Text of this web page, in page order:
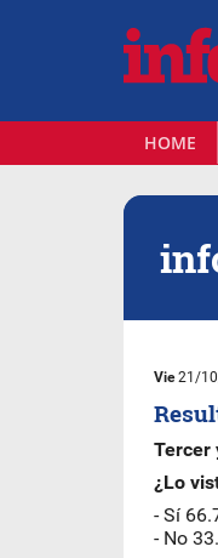
HOME
Vie21/
Tercer
¿Lo
- Sí
- No